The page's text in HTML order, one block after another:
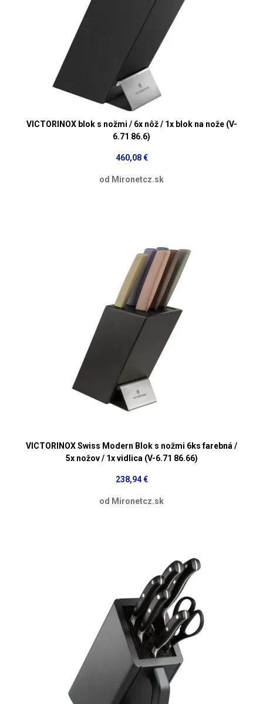
VICTORINOX blok s nožmi / 6x nôž / 1x blok na nože (V-
6.71 86.6)
460,08 €
od Mironetcz.sk
VICTORINOX Swiss Modern Blok s nožmi 6ks farebná /
5x nožov / 1x vidlica (V-6.71 86.66)
238,94 €
od Mironetcz.sk